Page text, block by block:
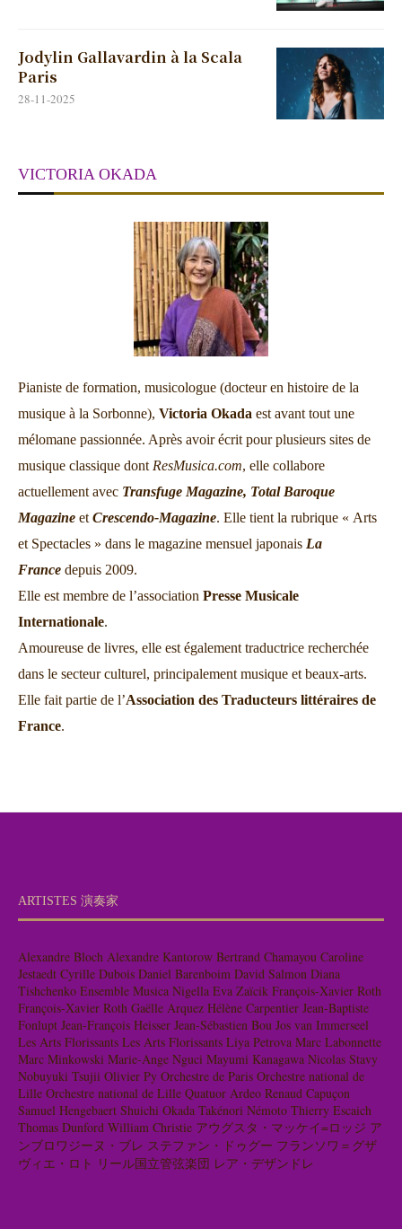
Jodylin Gallavardin à la Scala
Paris
28-11-2025
VICTORIA OKADA
Pianiste de formation, musicologue (docteur en histoire de la
musique à la Sorbonne), Victoria Okada est avant tout une
mélomane passionnée. Après avoir écrit pour plusieurs sites de
musique classique dont ResMusica.com, elle collabore
actuellement avec Transfuge Magazine, Total Baroque
Magazine et Crescendo-Magazine. Elle tient la rubrique « Arts
et Spectacles » dans le magazine mensuel japonais La
France depuis 2009.
Elle est membre de l’association Presse Musicale
Internationale.
Amoureuse de livres, elle est également traductrice recherchée
dans le secteur culturel, principalement musique et beaux-arts.
Elle fait partie de l’Association des Traducteurs littéraires de
France.
ARTISTES 演奏家
Alexandre Bloch Alexandre Kantorow Bertrand Chamayou Caroline
Jestaedt Cyrille Dubois Daniel Barenboim David Salmon Diana
Tishchenko Ensemble Musica Nigella Eva Zaïcik François-Xavier Roth
François-Xavier Roth Gaëlle Arquez Hélène Carpentier Jean-Baptiste
Fonlupt Jean-François Heisser Jean-Sébastien Bou Jos van Immerseel
Les Arts Florissants Les Arts Florissants Liya Petrova Marc Labonnette
Marc Minkowski Marie-Ange Nguci Mayumi Kanagawa Nicolas Stavy
Nobuyuki Tsujii Olivier Py Orchestre de Paris Orchestre national de
Lille Orchestre national de Lille Quatuor Ardeo Renaud Capuçon
Samuel Hengebaert Shuichi Okada Takénori Némoto Thierry Escaich
Thomas Dunford William Christie アウグスタ・マッケイ=ロッジ ア
ンブロワジーヌ・ブレ ステファン・ドゥグー フランソワ＝グザ
ヴィエ・ロト リール国立管弦楽団 レア・デザンドレ